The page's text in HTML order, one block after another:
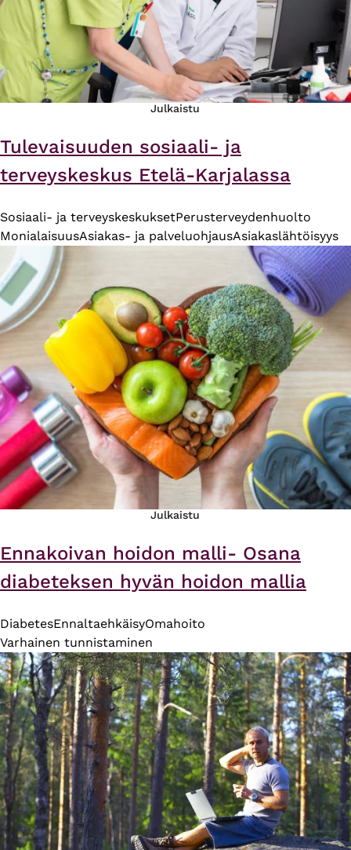
Julkaistu
Tulevaisuuden sosiaali- ja
terveyskeskus Etelä-Karjalassa
Sosiaali- ja terveyskeskuksetPerusterveydenhuolto
MonialaisuusAsiakas- ja palveluohjausAsiakaslähtöisyys
Julkaistu
Ennakoivan hoidon malli- Osana
diabeteksen hyvän hoidon mallia
DiabetesEnnaltaehkäisyOmahoito
Varhainen tunnistaminen